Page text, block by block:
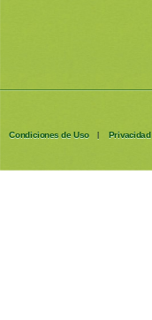
Condiciones de Uso | Privacidad